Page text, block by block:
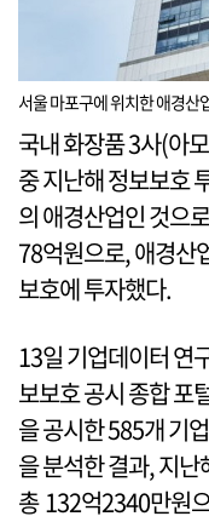
서울 마포구에 위치한 애경
국내 화장품 3사(아
중 지난해 정보보호
의 애경산업인 것으
78억원으로, 애경산
보호에 투자했다.
13일 기업데이터 연
보보호 공시 종합 포
을 공시한 585개 기
을 분석한 결과, 지
총 132억2340만원